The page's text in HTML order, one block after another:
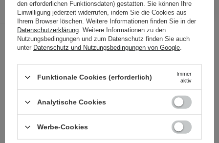
Folgende Produkte wurden von
anderen Kunden geprüft
den erforderlichen Funktionsdaten) gestatten. Sie können Ihre
Einwilligung jederzeit widerrufen, indem Sie die Cookies aus
Ihrem Browser löschen. Weitere Informationen finden Sie in der
Datenschutzerklärung . Weitere Informationen zu den
Nutzungsbedingungen und zum Datenschutz finden Sie auch
unter Datenschutz und Nutzungsbedingungen von Google
Funktionale Cookies (erforderlich)
Immer
aktiv
Analytische Cookies
Werbe-Cookies